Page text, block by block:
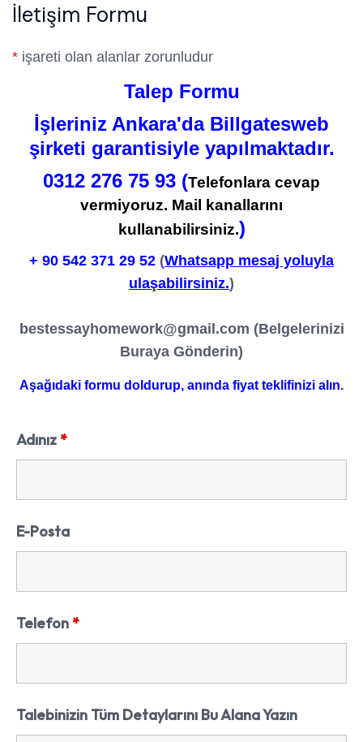
İletişim Formu
* işareti olan alanlar zorunludur
Talep Formu
İşleriniz Ankara'da Billgatesweb
şirketi garantisiyle yapılmaktadır.
0312 276 75 93 (Telefonlara cevap
vermiyoruz. Mail kanallarını
kullanabilirsiniz.)
+ 90 542 371 29 52 (Whatsapp mesaj yoluyla
ulaşabilirsiniz.)
bestessayhomework@gmail.com (Belgelerinizi
Buraya Gönderin)
Aşağıdaki formu doldurup, anında fiyat teklifinizi alın.
Adınız*
E-Posta
Telefon*
Talebinizin Tüm Detaylarını Bu Alana Yazın